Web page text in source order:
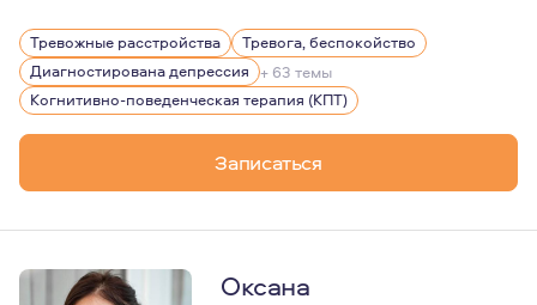
Я замужем, у меня взрослая дочь-студентка. Люблю
Тревожные расстройства
Тревога, беспокойство
Диагностирована депрессия + 63 темы
Когнитивно-поведенческая терапия (КПТ)
Записаться
Оксана